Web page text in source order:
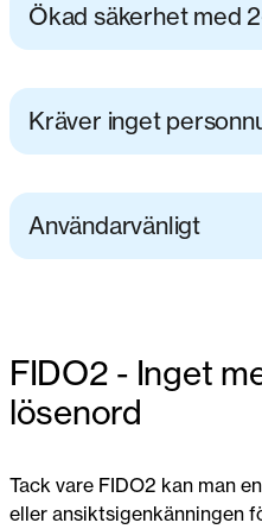
Ökad säkerhet med
Kräver inget
Användarvänligt
FIDO2 - Inget
lösenord
Tack vare FIDO2 kan man
eller ansiktsigenkänningen